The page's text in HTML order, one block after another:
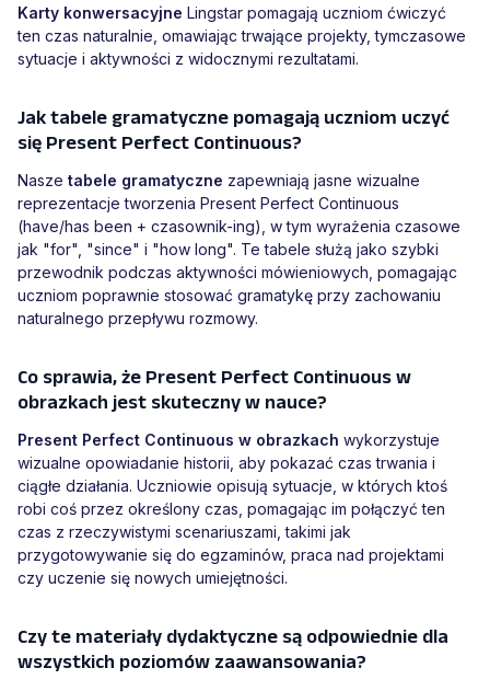
Karty konwersacyjne Lingstar pomagają uczniom ćwiczyć
ten czas naturalnie, omawiając trwające projekty, tymczasowe
sytuacje i aktywności z widocznymi rezultatami.
Jak tabele gramatyczne pomagają uczniom uczyć
się Present Perfect Continuous?
Nasze tabele gramatyczne zapewniają jasne wizualne
reprezentacje tworzenia Present Perfect Continuous
(have/has been + czasownik-ing), w tym wyrażenia czasowe
jak "for", "since" i "how long". Te tabele służą jako szybki
przewodnik podczas aktywności mówieniowych, pomagając
uczniom poprawnie stosować gramatykę przy zachowaniu
naturalnego przepływu rozmowy.
Co sprawia, że Present Perfect Continuous w
obrazkach jest skuteczny w nauce?
Present Perfect Continuous w obrazkach wykorzystuje
wizualne opowiadanie historii, aby pokazać czas trwania i
ciągłe działania. Uczniowie opisują sytuacje, w których ktoś
robi coś przez określony czas, pomagając im połączyć ten
czas z rzeczywistymi scenariuszami, takimi jak
przygotowywanie się do egzaminów, praca nad projektami
czy uczenie się nowych umiejętności.
Czy te materiały dydaktyczne są odpowiednie dla
wszystkich poziomów zaawansowania?